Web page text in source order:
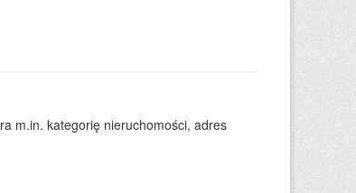
m.in. kategorię nieruchomości, adres